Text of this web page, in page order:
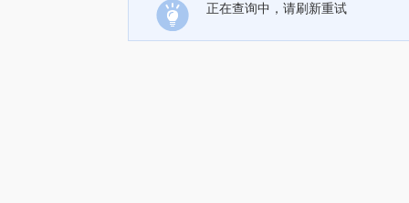
正在查询中，请刷新重试